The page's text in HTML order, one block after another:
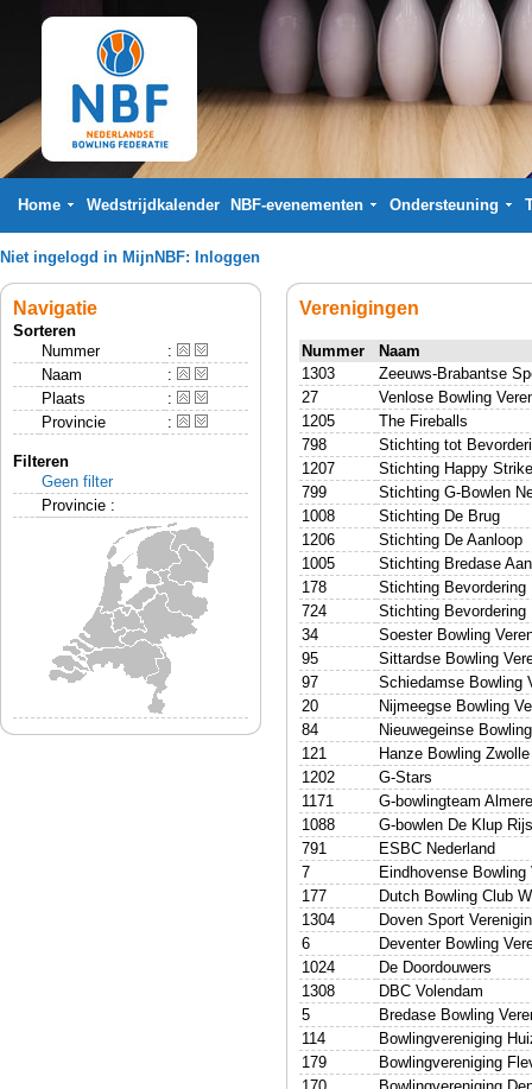
Home Wedstrijdkalender NBF-evenementen Ondersteuning
Niet ingelogd in MijnNBF: Inloggen
Navigatie
Sorteren
Nummer
:
Naam
:
Plaats
:
Provincie
:
Filteren
Geen filter
Provincie :
Verenigingen
Nummer
Naam
1303
Zeeuws-Brabantse
27
Venlose Bowling
1205
The Fireballs
798
Stichting tot
1207
Stichting Happy Strike
799
Stichting G-Bowlen
1008
Stichting De Brug
1206
Stichting De Aanloop
1005
Stichting Bredase
178
Stichting
724
Stichting Bevordering
34
Soester Bowling
95
Sittardse Bowling
97
Schiedamse Bowling
20
Nijmeegse Bowling
84
Nieuwegeinse
121
Hanze Bowling Zwolle
1202
G-Stars
1171
G-bowlingteam Almere
1088
G-bowlen De Klup
791
ESBC Nederland
7
Eindhovense Bowling
177
Dutch Bowling Club
1304
Doven Sport
6
Deventer Bowling
1024
De Doordouwers
1308
DBC Volendam
5
Bredase Bowling
114
Bowlingvereniging
179
Bowlingvereniging